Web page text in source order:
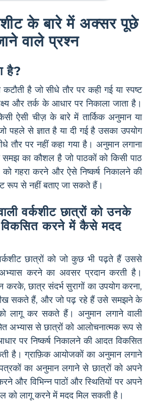
के बारे में अक्सर पूछे
वाले प्रश्न
है?
कटौती है जो सीधे तौर पर कही गई या स्पष्ट
और तर्क के आधार पर निकाला जाता है।
ऐसी चीज़ के बारे में तार्किक अनुमान या
पहले से ज्ञात है या दी गई है उसका उपयोग
तौर पर नहीं कहा गया है। अनुमान लगाना
समझ का कौशल है जो पाठकों को किसी पाठ
गहरा करने और ऐसे निष्कर्ष निकालने की
रूप से नहीं बताए जा सकते हैं।
वर्कशीट छात्रों को उनके
करने में कैसे मदद
छात्रों को जो कुछ भी पढ़ते हैं उससे
अभ्यास करने का अवसर प्रदान करती है।
करके, छात्र संदर्भ सुरागों का उपयोग करना,
सीख सकते हैं, और जो पढ़ रहे हैं उसे समझने के
लागू कर सकते हैं। अनुमान लगाने वाली
अभ्यास से छात्रों को आलोचनात्मक रूप से
पर निष्कर्ष निकालने की आदत विकसित
है। ग्राफ़िक आयोजकों का अनुमान लगाने
का अनुमान लगाने से छात्रों को अपने
और विभिन्न पाठों और स्थितियों पर अपने
को लागू करने में मदद मिल सकती है।